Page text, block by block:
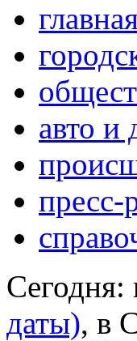
авто и
пресс-
Сегодня:
даты), в